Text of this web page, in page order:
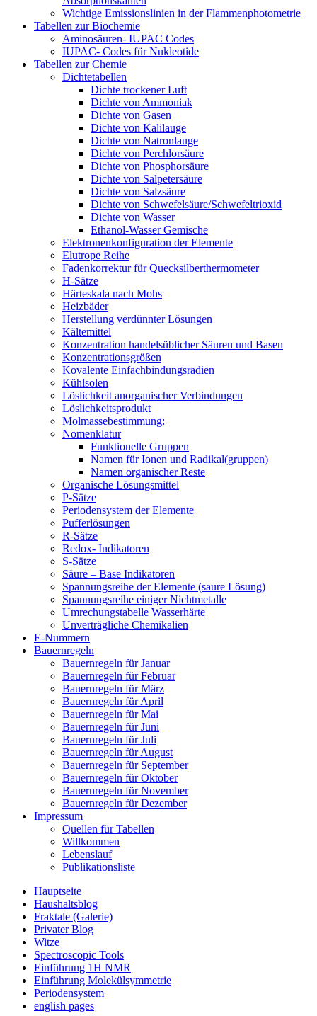
Wichtige Emissionslinien in der Flammenphotometrie
Tabellen zur Biochemie
Aminosäuren- IUPAC Codes
IUPAC- Codes für Nukleotide
Tabellen zur Chemie
Dichtetabellen
Dichte trockener Luft
Dichte von Ammoniak
Dichte von Gasen
Dichte von Kalilauge
Dichte von Natronlauge
Dichte von Perchlorsäure
Dichte von Phosphorsäure
Dichte von Salpetersäure
Dichte von Salzsäure
Dichte von Schwefelsäure/Schwefeltrioxid
Dichte von Wasser
Ethanol-Wasser Gemische
Elektronenkonfiguration der Elemente
Elutrope Reihe
Fadenkorrektur für Quecksilberthermometer
H-Sätze
Härteskala nach Mohs
Heizbäder
Herstellung verdünnter Lösungen
Kältemittel
Konzentration handelsüblicher Säuren und Basen
Konzentrationsgrößen
Kovalente Einfachbindungsradien
Kühlsolen
Löslichkeit anorganischer Verbindungen
Löslichkeitsprodukt
Molmassebestimmung:
Nomenklatur
Funktionelle Gruppen
Namen für Ionen und Radikal(gruppen)
Namen organischer Reste
Organische Lösungsmittel
P-Sätze
Periodensystem der Elemente
Pufferlösungen
R-Sätze
Redox- Indikatoren
S-Sätze
Säure – Base Indikatoren
Spannungsreihe der Elemente (saure Lösung)
Spannungsreihe einiger Nichtmetalle
Umrechungstabelle Wasserhärte
Unverträgliche Chemikalien
E-Nummern
Bauernregeln
Bauernregeln für Januar
Bauernregeln für Februar
Bauernregeln für März
Bauernregeln für April
Bauernregeln für Mai
Bauernregeln für Juni
Bauernregeln für Juli
Bauernregeln für August
Bauernregeln für September
Bauernregeln für Oktober
Bauernregeln für November
Bauernregeln für Dezember
Impressum
Quellen für Tabellen
Willkommen
Lebenslauf
Publikationsliste
Hauptseite
Haushaltsblog
Fraktale (Galerie)
Privater Blog
Witze
Spectroscopic Tools
Einführung 1H NMR
Einführung Molekülsymmetrie
Periodensystem
english pages